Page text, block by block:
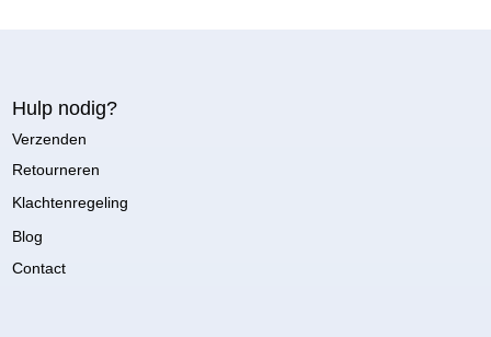
Hulp nodig?
Verzenden
Retourneren
Klachtenregeling
Blog
Contact